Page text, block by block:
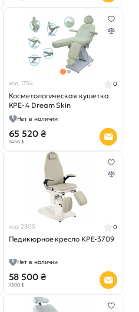
код 1754
Косметологическая кушетка
KPE-4 Dream Skin
0
Нет в наличии
65 520 ₴
1 456 $
код 2805
Педикюрное кресло KPE-3709
0
Нет в наличии
58 500 ₴
1 300 $